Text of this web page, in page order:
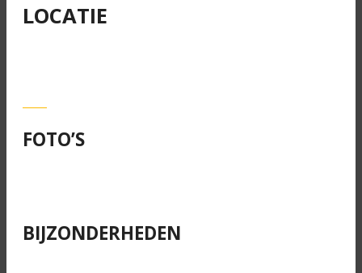
LOCATIE
FOTO’S
BIJZONDERHEDEN